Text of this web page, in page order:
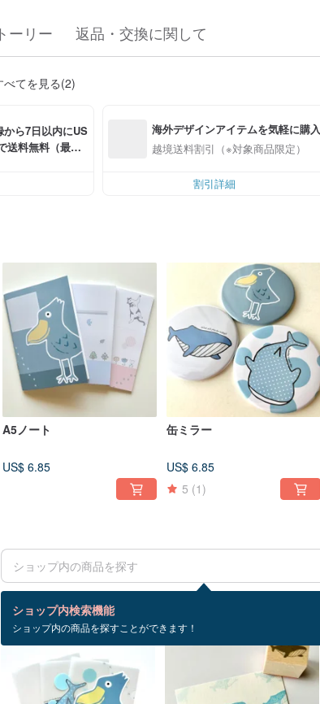
ーリー 返品・交換に関して
べてを見る(2)
から7日以内にUS
料無料（最大U
海外デザインアイテムを気軽に購入
越境送料割引（※対象商品限定）
割引詳細
A5ノート
US$ 6.85
缶ミラー
US$ 6.85
5 (1)
ショップ内検索機能
ショップ内の商品を探すことができます！
検索結果：41 件